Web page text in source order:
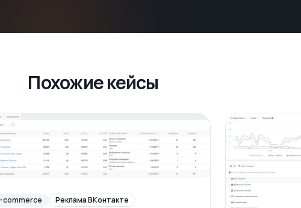
Похожие кейсы
commerce Реклама ВКонтакте